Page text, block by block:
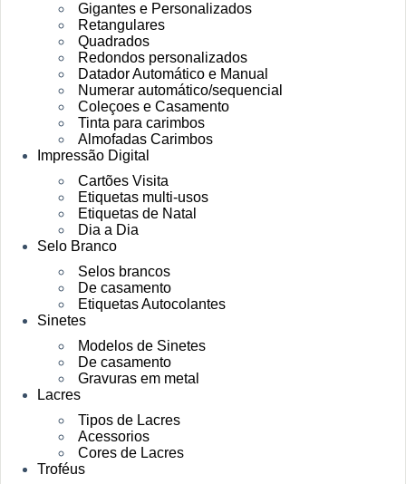
Gigantes e Personalizados
Retangulares
Quadrados
Redondos personalizados
Datador Automático e Manual
Numerar automático/sequencial
Coleçoes e Casamento
Tinta para carimbos
Almofadas Carimbos
Impressão Digital
Cartões Visita
Etiquetas multi-usos
Etiquetas de Natal
Dia a Dia
Selo Branco
Selos brancos
De casamento
Etiquetas Autocolantes
Sinetes
Modelos de Sinetes
De casamento
Gravuras em metal
Lacres
Tipos de Lacres
Acessorios
Cores de Lacres
Troféus